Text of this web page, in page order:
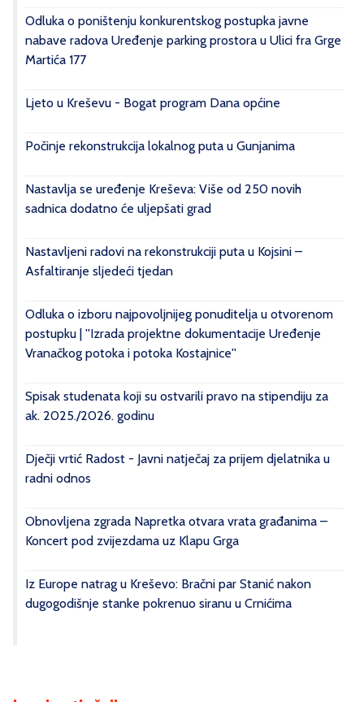
Odluka o poništenju konkurentskog postupka javne
nabave radova Uređenje parking prostora u Ulici fra Grge
Martića 177
Ljeto u Kreševu - Bogat program Dana općine
Počinje rekonstrukcija lokalnog puta u Gunjanima
Nastavlja se uređenje Kreševa: Više od 250 novih
sadnica dodatno će uljepšati grad
Nastavljeni radovi na rekonstrukciji puta u Kojsini –
Asfaltiranje sljedeći tjedan
Odluka o izboru najpovoljnijeg ponuditelja u otvorenom
postupku | ''Izrada projektne dokumentacije Uređenje
Vranačkog potoka i potoka Kostajnice''
Spisak studenata koji su ostvarili pravo na stipendiju za
ak. 2025./2026. godinu
Dječji vrtić Radost - Javni natječaj za prijem djelatnika u
radni odnos
Obnovljena zgrada Napretka otvara vrata građanima –
Koncert pod zvijezdama uz Klapu Grga
Iz Europe natrag u Kreševo: Bračni par Stanić nakon
dugogodišnje stanke pokrenuo siranu u Crnićima